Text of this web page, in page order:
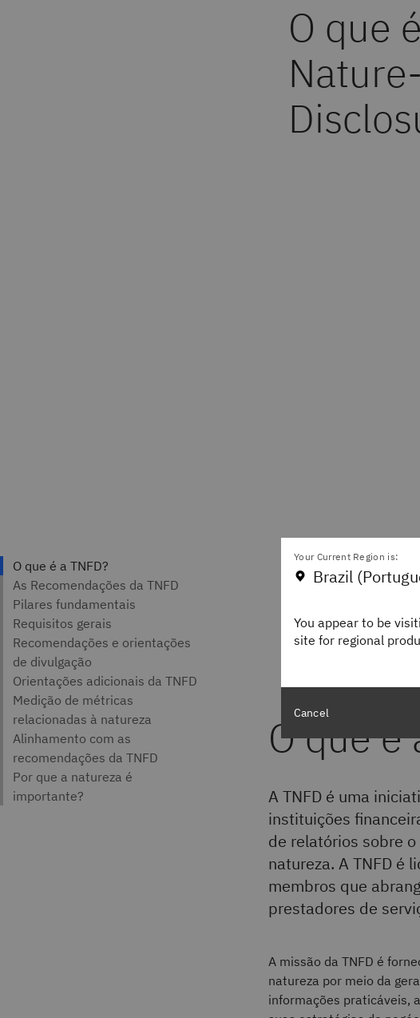
O que
Tom Krantz
Staff Writer
IBM Think
O que é
A TNFD é uma
instituições
de relatórios sobre
natureza. A TNFD é
membros que
prestadores de
A missão da TNFD é
natureza por meio da
informações praticáveis,
Your Current Region is:
Brazil
You appear to be
site for regional
Cancel